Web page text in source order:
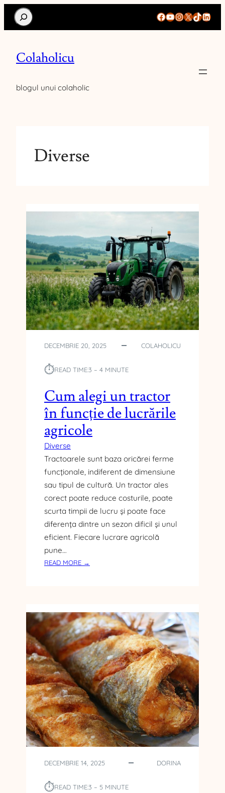
Search Facebook
YouTube
Instagram
X TikTok
Colaholicu
blogul unui colaholic
Diverse
DECEMBRIE 20, 2025 COLAHOLICU
⏱︎READ TIME:3 – 4 MINUTE
Cum alegi un tractor
în funcție de lucrările
agricole
Diverse
Tractoarele sunt baza oricărei ferme
funcționale, indiferent de dimensiune
sau tipul de cultură. Un tractor ales
corect poate reduce costurile, poate
scurta timpii de lucru și poate face
diferența dintre un sezon dificil și unul
eficient. Fiecare lucrare agricolă
pune…
READ MORE →
L
E
G
I
U
N
T
R
A
C
T
O
F
DECEMBRIE 14, 2025 DORINA
⏱︎READ TIME:3 – 5 MINUTE